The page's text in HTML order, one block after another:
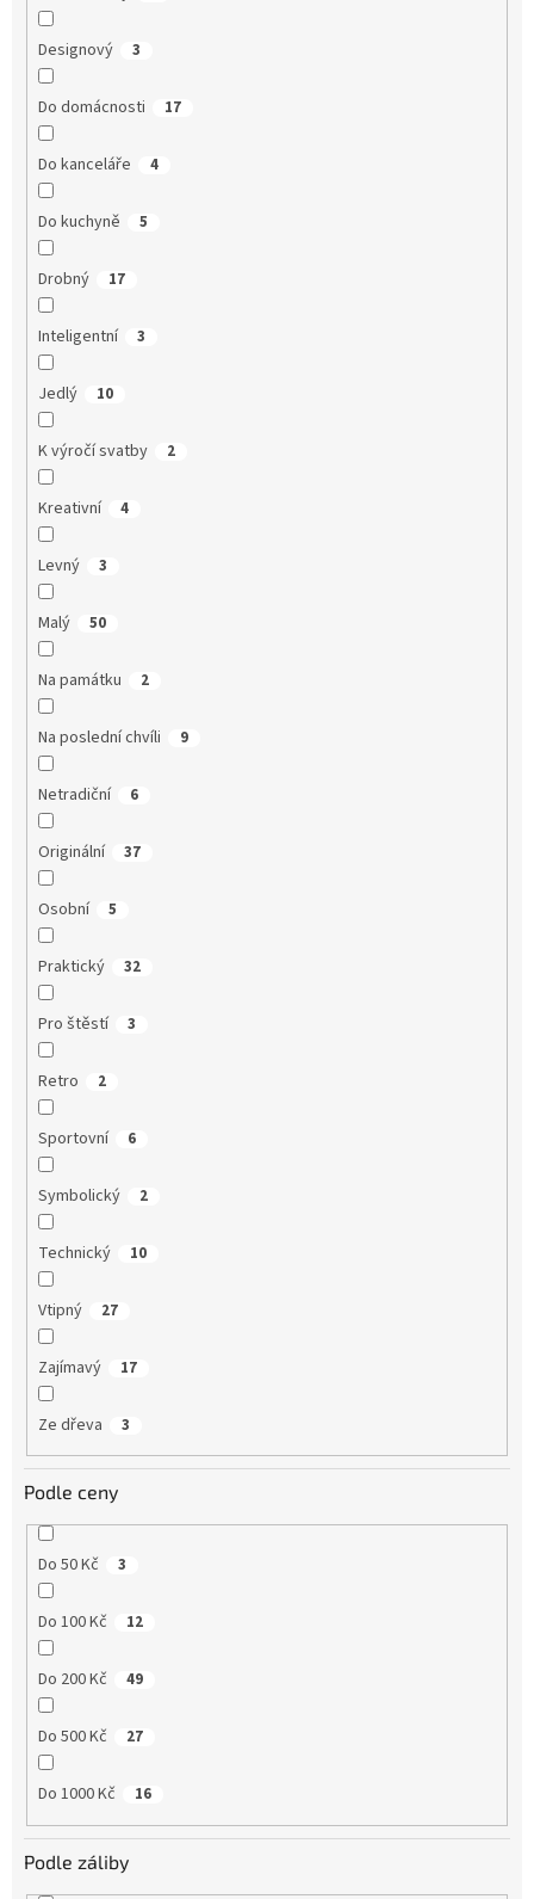
Designový 3
Do domácnosti 17
Do kanceláře 4
Do kuchyně 5
Drobný 17
Inteligentní 3
Jedlý 10
K výročí svatby 2
Kreativní 4
Levný 3
Malý 50
Na památku 2
Na poslední chvíli 9
Netradiční 6
Originální 37
Osobní 5
Praktický 32
Pro štěstí 3
Retro 2
Sportovní 6
Symbolický 2
Technický 10
Vtipný 27
Zajímavý 17
Ze dřeva 3
Podle ceny
Do 50 Kč 3
Do 100 Kč 12
Do 200 Kč 49
Do 500 Kč 27
Do 1000 Kč 16
Podle záliby